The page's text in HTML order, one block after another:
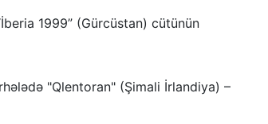
1999” (Gürcüstan) cütünün
"Qlentoran" (Şimali İrlandiya) –